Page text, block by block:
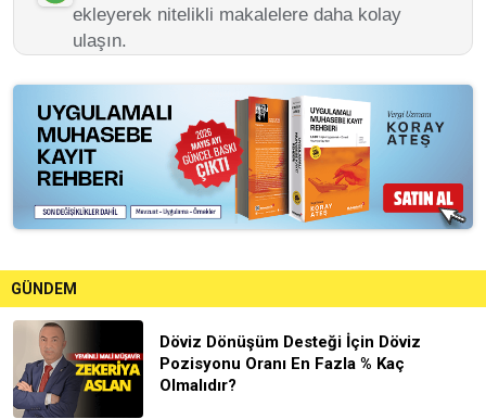
ekleyerek nitelikli makalelere daha kolay
ulaşın.
GÜNDEM
Döviz Dönüşüm Desteği İçin Döviz
Pozisyonu Oranı En Fazla % Kaç
Olmalıdır?